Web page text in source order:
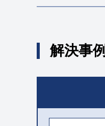
解決事例